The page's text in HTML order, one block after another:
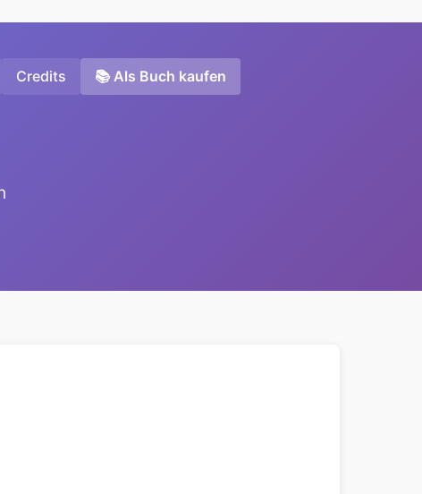
Credits 📚 Als Buch kaufen